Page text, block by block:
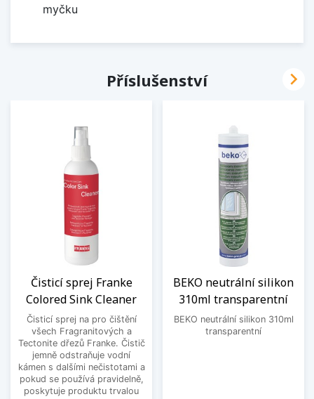
myčku
Příslušenství
Čisticí sprej Franke
Colored Sink Cleaner
Čisticí sprej na pro čištění
všech Fragranitových a
Tectonite dřezů Franke. Čistič
jemně odstraňuje vodní
kámen s dalšími nečistotami a
pokud se používá pravidelně,
poskytuje produktu trvalou
BEKO neutrální silikon
310ml transparentní
BEKO neutrální silikon 310ml
transparentní
